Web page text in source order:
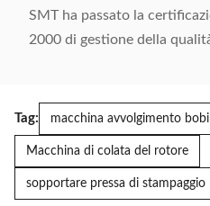
SMT ha passato la
2000 di gestione della
Tag: macchina avvolgimento
Macchina di colata del rotore
sopportare pressa di stampaggio